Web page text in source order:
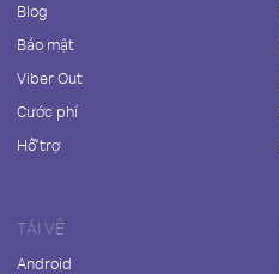
Blog
Bảo mật
Viber Out
Cước phí
Hỗ trợ
TẢI VỀ
Android